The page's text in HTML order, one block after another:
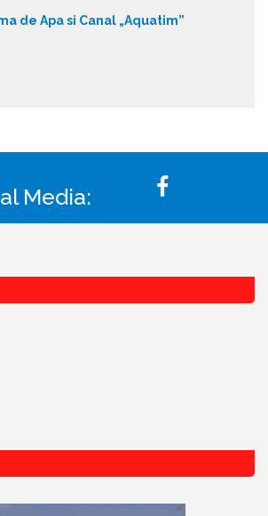
de Apa si Canal „Aquatim”
Media: